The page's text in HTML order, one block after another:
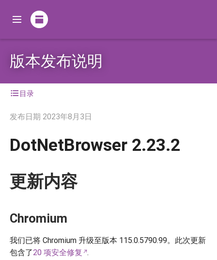
版本发布说明
目录
发布日期 2023年8月3日
DotNetBrowser 2.23.2
更新内容
Chromium
我们已将 Chromium 升级至版本 115.0.5790.99。此次更新
包含了20 项安全修复 .